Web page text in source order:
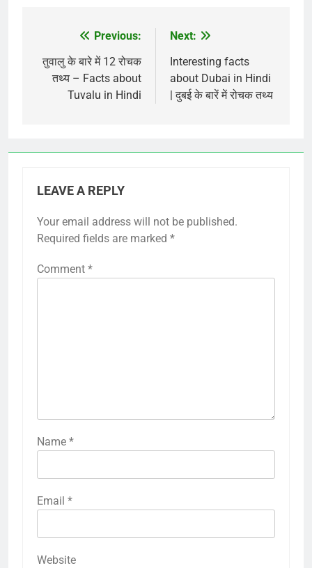
navigation
Previous:
तुवालु के बारे में 12 रोचक
तथ्य – Facts about
Tuvalu in Hindi
Next:
Interesting facts
about Dubai in Hindi
| दुबई के बारें में रोचक तथ्य
LEAVE A REPLY
Your email address will not be published.
Required fields are marked *
Comment *
Name *
Email *
Website